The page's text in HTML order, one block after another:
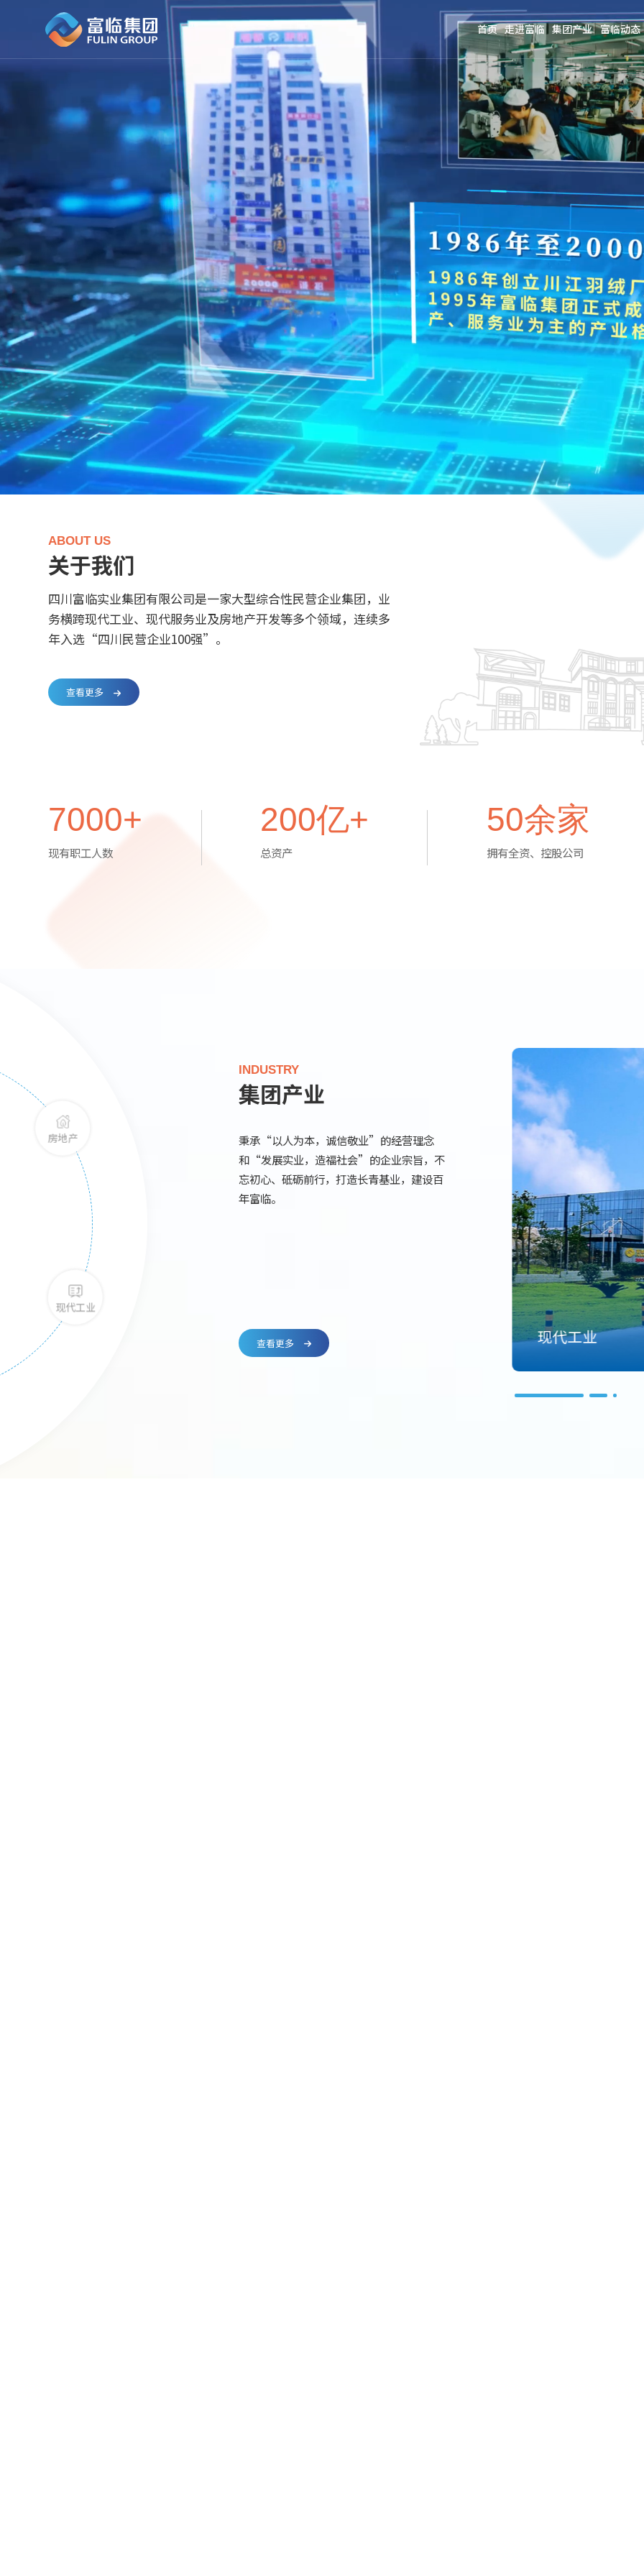
首页 走进富临 集团产业 富临动态
ABOUT US
关于我们
四川富临实业集团有限公司是一家大型综合性民营企业集团，业
务横跨现代工业、现代服务业及房地产开发等多个领域，连续多
年入选“四川民营企业100强”。
查看更多 
7000+
现有职工人数
200亿+
总资产
50余家
拥有全资、控股公司
INDUSTRY
集团产业
秉承“以人为本，诚信敬业”的经营理念
和“发展实业，造福社会”的企业宗旨，不
忘初心、砥砺前行，打造长青基业，建设百
年富临。
查看更多  现代工业
房地产
现代工业